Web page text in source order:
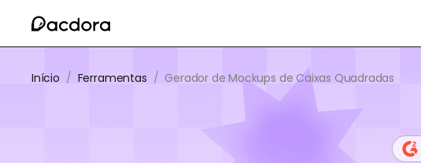
Início / Ferramentas / Gerador de Mockups de Caixas Quadradas